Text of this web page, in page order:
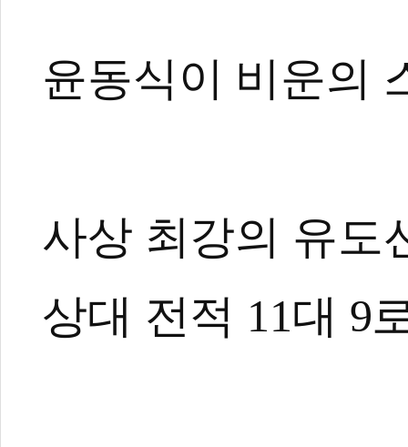
윤동식이 비운의
사상 최강의 유도
상대 전적 11대 9